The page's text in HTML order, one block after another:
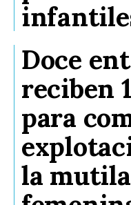
Doce
reciben
para
la